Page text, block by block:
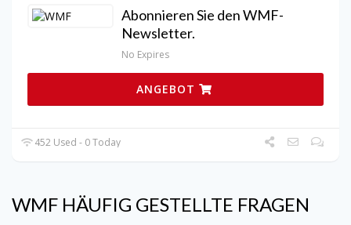
Abonnieren Sie den WMF-
Newsletter.
No Expires
ANGEBOT
452 Used - 0 Today
WMF HÄUFIG GESTELLTE FRAGEN